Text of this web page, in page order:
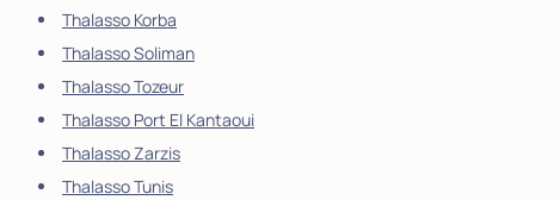
Thalasso Korba
Thalasso Soliman
Thalasso Tozeur
Thalasso Port El Kantaoui
Thalasso Zarzis
Thalasso Tunis